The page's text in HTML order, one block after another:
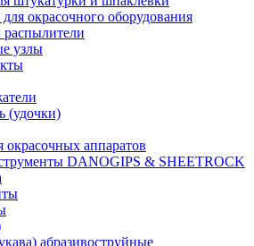
окрасочного оборудования
узлы
(удочки)
окрасочных аппаратов
DANOGIPS & SHEETROCK
абразивоструйные